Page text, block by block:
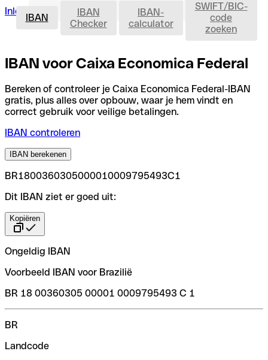
Inloggen Rekening openen IBAN
IBAN
IBAN
Checker
IBAN-
calculator
SWIFT/BIC-
code
zoeken
IBAN voor Caixa Economica Federal
Bereken of controleer je Caixa Economica Federal-IBAN
gratis, plus alles over opbouw, waar je hem vindt en
correct gebruik voor veilige betalingen.
IBAN controleren
IBAN berekenen
BR1800360305000010009795493C1
Dit IBAN ziet er goed uit:
Kopiëren
Ongeldig IBAN
Voorbeeld IBAN voor Brazilië
BR 18 00360305 00001 0009795493 C 1
BR
Landcode